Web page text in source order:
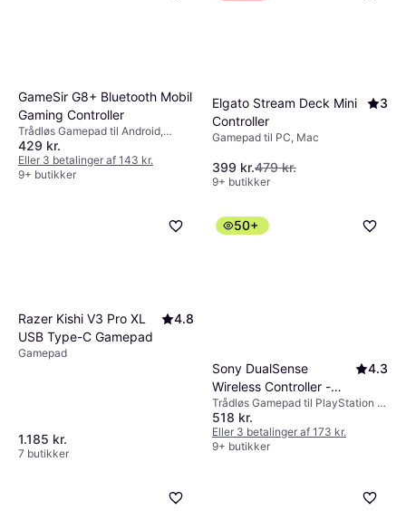
GameSir G8+ Bluetooth Mobil
Gaming Controller
Trådløs Gamepad til Android,
Nintendo Switch, PC, iOS
429 kr.
Eller 3 betalinger af 143 kr.
9+ butikker
Elgato Stream Deck Mini
Controller
3
Gamepad til PC, Mac
399 kr.479 kr.
9+ butikker
Razer Kishi V3 Pro XL
USB Type-C Gamepad
4.8
Gamepad
1.185 kr.
7 butikker
50+
Sony DualSense
Wireless Controller -
Chroma Pearl
4.3
Trådløs Gamepad til PlayStation 4,
PC, iOS, Android, PlayStation 5,
Mac, Windows
518 kr.
Eller 3 betalinger af 173 kr.
9+ butikker